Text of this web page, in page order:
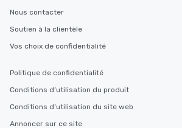
Nous contacter
Soutien à la clientèle
Vos choix de confidentialité
Politique de confidentialité
Conditions d’utilisation du produit
Conditions d’utilisation du site web
Annoncer sur ce site